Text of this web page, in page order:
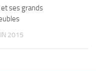
et ses grands
2015